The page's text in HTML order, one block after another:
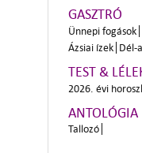
GASZTRÓ
Ünnepi fogások
Ázsiai ízek Dél-
TEST &
2026. évi
ANTOLÓGIA
Tallozó